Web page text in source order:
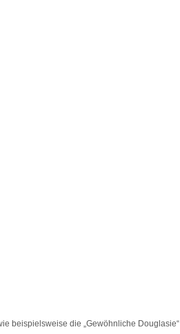
beispielsweise die „Gewöhnliche Douglasie“